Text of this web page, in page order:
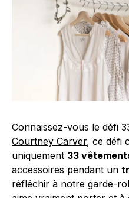
Connaissez-vous le défi
Courtney Carver, ce défi
uniquement 33
accessoires pendant un
réfléchir à notre garde-